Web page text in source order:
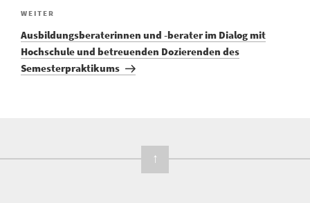
Nächster
Beitrag
WEITER
Ausbildungsberaterinnen und -berater im Dialog mit
Hochschule und betreuenden Dozierenden des
Semesterpraktikums
↑